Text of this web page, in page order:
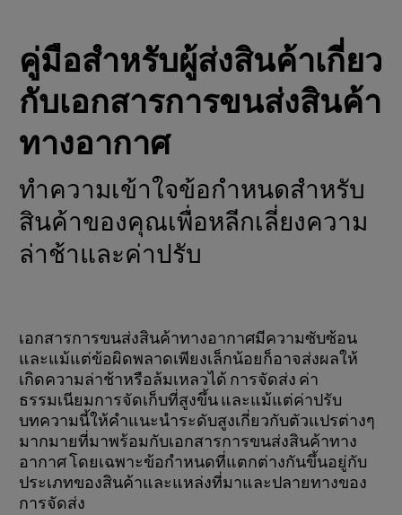
คู่มือสำหรับผู้ส่งสินค้าเกี่ยว
กับเอกสารการขนส่งสินค้า
ทางอากาศ
ทำความเข้าใจข้อกำหนดสำหรับ
สินค้าของคุณเพื่อหลีกเลี่ยงความ
ล่าช้าและค่าปรับ
เอกสารการขนส่งสินค้าทางอากาศมีความซับซ้อน
และแม้แต่ข้อผิดพลาดเพียงเล็กน้อยก็อาจส่งผลให้
เกิดความล่าช้าหรือล้มเหลวได้ การจัดส่ง ค่า
ธรรมเนียมการจัดเก็บที่สูงขึ้น และแม้แต่ค่าปรับ
บทความนี้ให้คำแนะนำระดับสูงเกี่ยวกับตัวแปรต่างๆ
มากมายที่มาพร้อมกับเอกสารการขนส่งสินค้าทาง
อากาศ โดยเฉพาะข้อกำหนดที่แตกต่างกันขึ้นอยู่กับ
ประเภทของสินค้าและแหล่งที่มาและปลายทางของ
การจัดส่ง